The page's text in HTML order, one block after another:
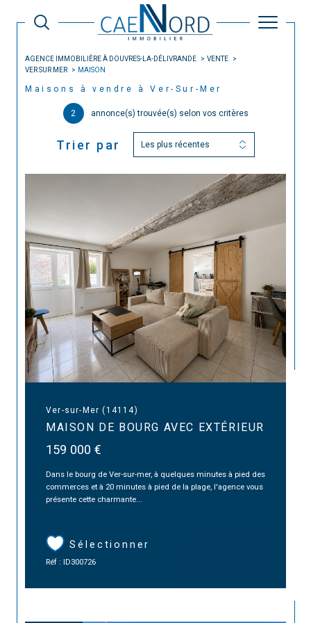
AGENCE IMMOBILIÈRE À DOUVRES-LA-DÉLIVRANDE
VENTE
VER SUR MER
MAISON
Maisons à vendre à Ver-Sur-Mer
2 annonce(s) trouvée(s) selon vos critères
Trier par Les plus récentes
Ver-sur-Mer (14114)
MAISON DE BOURG AVEC EXTÉRIEUR
159 000 €
Dans le bourg de Ver-sur-mer, à quelques minutes à pied des
commerces et à 20 minutes à pied de la plage, l'agence vous
présente cette charmante...
Sélectionner
Réf : ID300726